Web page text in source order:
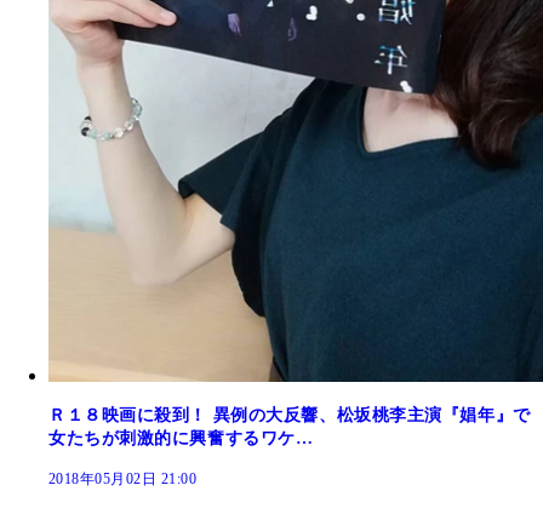
Ｒ１８映画に殺到！ 異例の大反響、松坂桃李主演『娼年』で
女たちが刺激的に興奮するワケ…
2018年05月02日 21:00